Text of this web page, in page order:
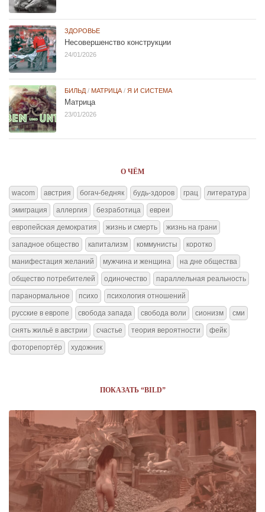
ЗДОРОВЬЕ
Несовершенство конструкции
24/01/2026
БИЛЬД / МАТРИЦА / Я И СИСТЕМА
Матрица
23/01/2026
О ЧЁМ
wacom австрия богач-бедняк будь-здоров грац литература
эмиграция аллергия безработица евреи
европейская демократия жизнь и смерть жизнь на грани
западное общество капитализм коммунисты коротко
манифестация желаний мужчина и женщина на дне общества
общество потребителей одиночество параллельная реальность
паранормальное психо психология отношений
русские в европе свобода запада свобода воли сионизм сми
снять жильё в австрии счастье теория вероятности фейк
фоторепортёр художник
ПОКАЗАТЬ “BILD”